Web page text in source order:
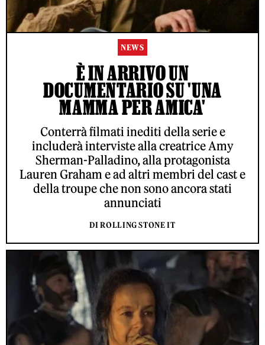
NEWS
È IN ARRIVO UN
DOCUMENTARIO SU 'UNA
MAMMA PER AMICA'
Conterrà filmati inediti della serie e
includerà interviste alla creatrice Amy
Sherman-Palladino, alla protagonista
Lauren Graham e ad altri membri del cast e
della troupe che non sono ancora stati
annunciati
DI ROLLING STONE IT